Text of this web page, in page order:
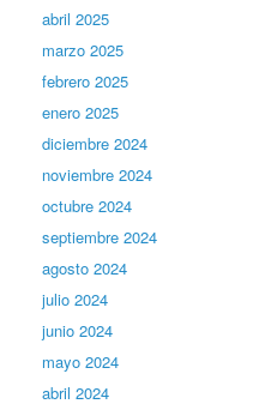
abril 2025
marzo 2025
febrero 2025
enero 2025
diciembre 2024
noviembre 2024
octubre 2024
septiembre 2024
agosto 2024
julio 2024
junio 2024
mayo 2024
abril 2024